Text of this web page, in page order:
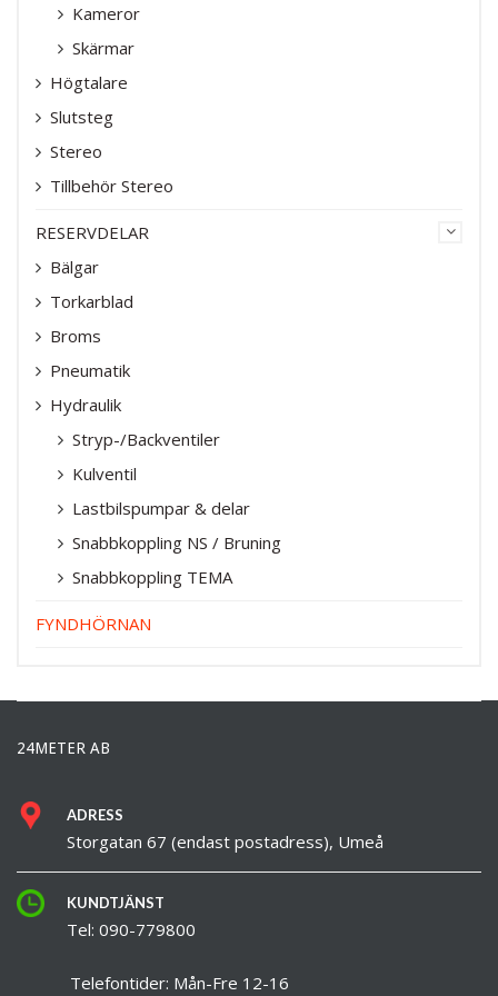
Kameror
Skärmar
Högtalare
Slutsteg
Stereo
Tillbehör Stereo
RESERVDELAR
Bälgar
Torkarblad
Broms
Pneumatik
Hydraulik
Stryp-/Backventiler
Kulventil
Lastbilspumpar & delar
Snabbkoppling NS / Bruning
Snabbkoppling TEMA
FYNDHÖRNAN
24METER AB
ADRESS
Storgatan 67 (endast postadress), Umeå
KUNDTJÄNST
Tel: 090-779800
Telefontider: Mån-Fre 12-16